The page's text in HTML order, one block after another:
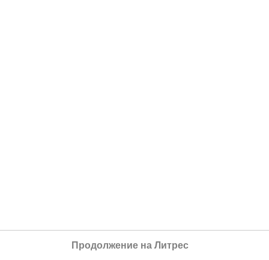
Продолжение на Литрес